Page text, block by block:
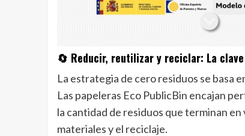
🔄 Reducir, reutilizar y reciclar: La
La estrategia de cero residuos se basa
Las papeleras Eco PublicBin encajan
la cantidad de residuos que terminan
materiales y el reciclaje.